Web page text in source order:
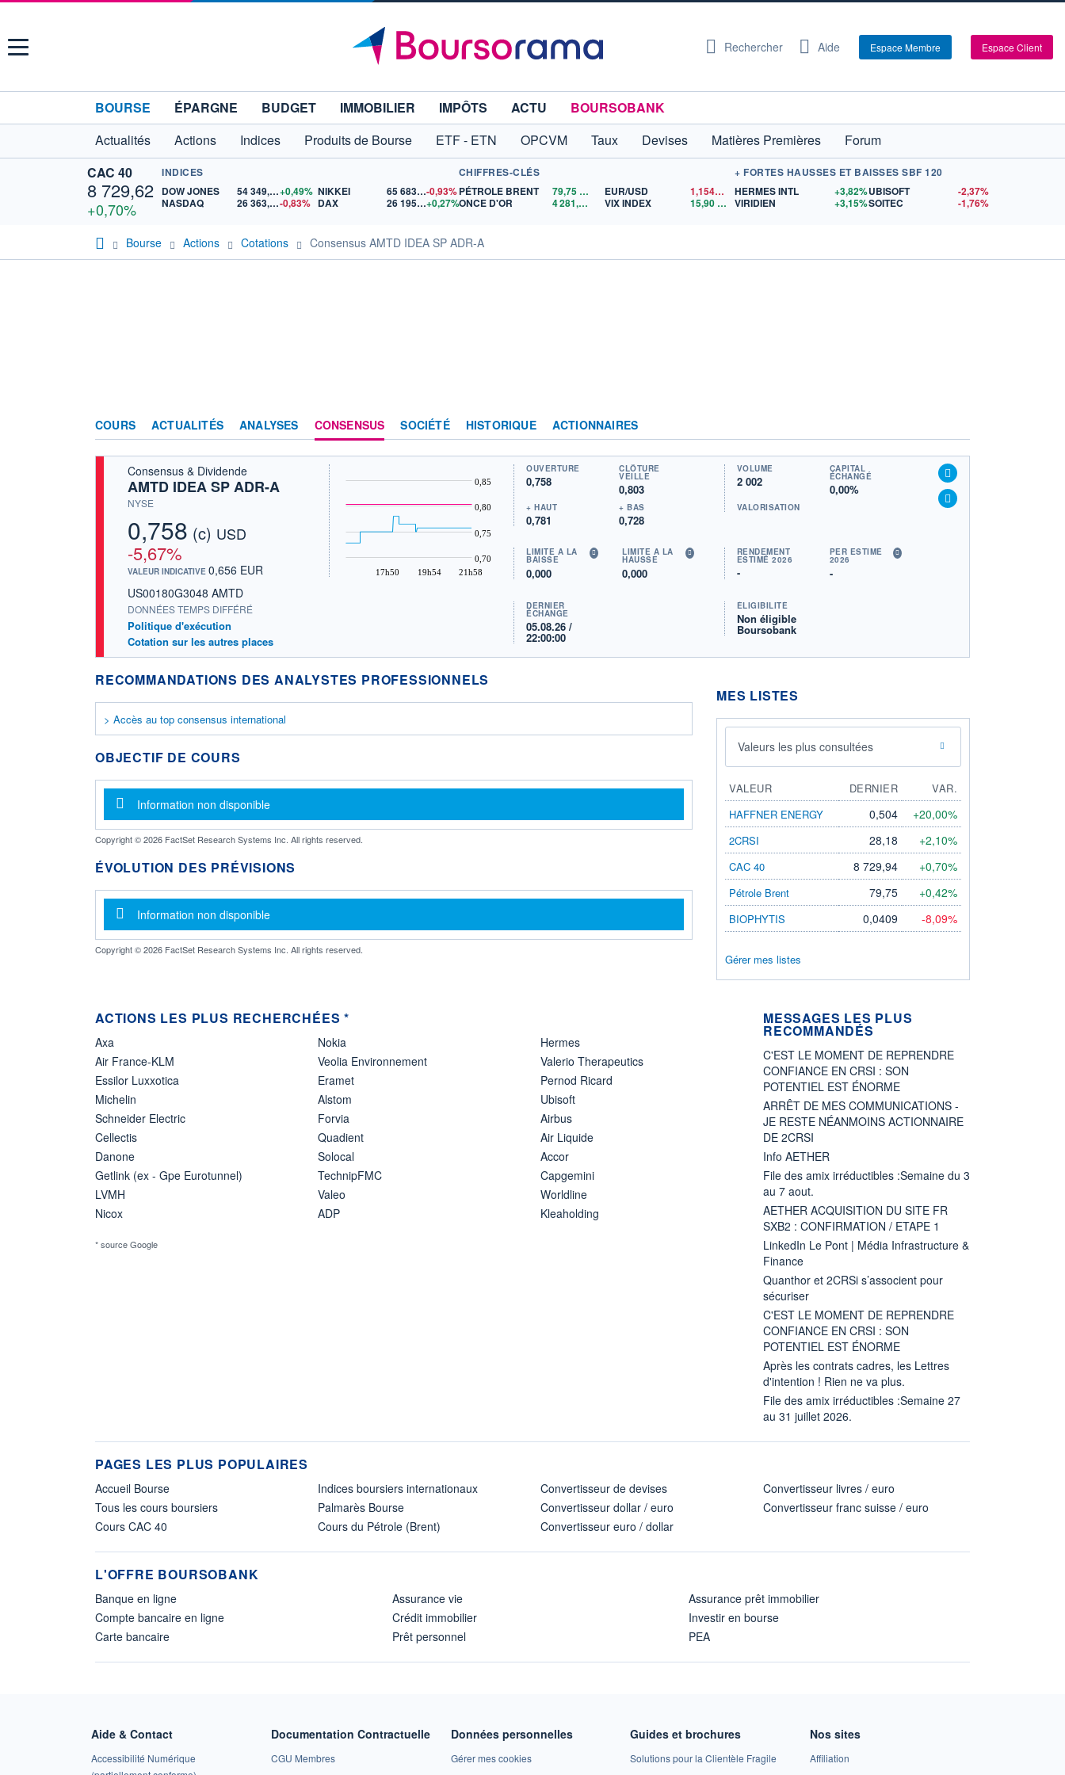
Menu Rechercher Aide Espace Membre Espace Client
BOURSE ÉPARGNE BUDGET IMMOBILIER IMPÔTS ACTU
BOURSOBANK
Actualités
Actions Indices Produits de Bourse ETF - ETN OPCVM Taux Devises Matières Premières
Forum
CAC 40
8 729,62
+0,70%
INDICES
DOW JONES
54 349,12+0,49%
NASDAQ
26 363,44-0,83%
NIKKEI 65 683,26-0,93%
DAX
26 195,84+0,27%
CHIFFRES-CLÉS
PÉTROLE BRENT
79,75$US
ONCE D'OR
4 281,02 $US
EUR/USD 1,1542$US
VIX INDEX
15,90$US
+ FORTES HAUSSES ET BAISSES SBF 120
HERMES INTL
+3,82%
VIRIDIEN
+3,15%
UBISOFT
-2,37%
SOITEC
-1,76%
Bourse Actions Cotations Consensus AMTD IDEA SP ADR-A
COURS ACTUALITÉS ANALYSES CONSENSUS SOCIÉTÉ HISTORIQUE ACTIONNAIRES
Consensus & Dividende
AMTD IDEA SP ADR-A
NYSE
0,758 (c) USD
-5,67%
VALEUR INDICATIVE 0,656 EUR
US00180G3048 AMTD
DONNÉES TEMPS DIFFÉRÉ
Politique d'exécution
Cotation sur les autres places
17h50 19h54 21h58
0,70
0,75
0,80
0,85
OUVERTURE
0,758
CLÔTURE
VEILLE
0,803
+ HAUT
0,781
+ BAS
0,728
VOLUME
2 002
CAPITAL
ÉCHANGÉ
0,00%
VALORISATION
LIMITE À LA
BAISSE
0,000
LIMITE À LA
HAUSSE
0,000
RENDEMENT
ESTIMÉ 2026
-
PER ESTIMÉ
2026
-
DERNIER
ÉCHANGE
05.08.26 /
22:00:00
ÉLIGIBILITÉ
Non éligible
Boursobank
RECOMMANDATIONS DES ANALYSTES PROFESSIONNELS
> Accès au top consensus international
OBJECTIF DE COURS
Message d'information
Information non disponible
Copyright © 2026 FactSet Research Systems Inc. All rights reserved.
ÉVOLUTION DES PRÉVISIONS
Message d'information
Information non disponible
Copyright © 2026 FactSet Research Systems Inc. All rights reserved.
MES LISTES
Valeurs les plus consultées
VALEUR DERNIER
VAR.
HAFFNER ENERGY
0,504 +20,00%
2CRSI 28,18 +2,10%
CAC 40 8 729,94 +0,70%
Pétrole Brent 79,75 +0,42%
BIOPHYTIS 0,0409 -8,09%
Gérer mes listes
ACTIONS LES PLUS RECHERCHÉES *
Axa
Air France-KLM
Essilor Luxxotica
Michelin
Schneider Electric
Cellectis
Danone
Getlink (ex - Gpe Eurotunnel)
LVMH
Nicox
Nokia
Veolia Environnement
Eramet
Alstom
Forvia
Quadient
Solocal
TechnipFMC
Valeo
ADP
Hermes
Valerio Therapeutics
Pernod Ricard
Ubisoft
Airbus
Air Liquide
Accor
Capgemini
Worldline
Kleaholding
* source Google
MESSAGES LES PLUS
RECOMMANDÉS
C'EST LE MOMENT DE REPRENDRE
CONFIANCE EN CRSI : SON
POTENTIEL EST ÉNORME
ARRÊT DE MES COMMUNICATIONS -
JE RESTE NÉANMOINS ACTIONNAIRE
DE 2CRSI
Info AETHER
File des amix irréductibles :Semaine du 3
au 7 aout.
AETHER ACQUISITION DU SITE FR
SXB2 : CONFIRMATION / ETAPE 1
LinkedIn Le Pont | Média Infrastructure &
Finance
Quanthor et 2CRSi s’associent pour
sécuriser
C'EST LE MOMENT DE REPRENDRE
CONFIANCE EN CRSI : SON
POTENTIEL EST ÉNORME
Après les contrats cadres, les Lettres
d'intention ! Rien ne va plus.
File des amix irréductibles :Semaine 27
au 31 juillet 2026.
PAGES LES PLUS POPULAIRES
Accueil Bourse
Tous les cours boursiers
Cours CAC 40
Indices boursiers internationaux
Palmarès Bourse
Cours du Pétrole (Brent)
Convertisseur de devises
Convertisseur dollar / euro
Convertisseur euro / dollar
Convertisseur livres / euro
Convertisseur franc suisse / euro
L'OFFRE BOURSOBANK
Banque en ligne
Compte bancaire en ligne
Carte bancaire
Assurance vie
Crédit immobilier
Prêt personnel
Assurance prêt immobilier
Investir en bourse
PEA
Aide & Contact
Accessibilité Numérique
Documentation Contractuelle
CGU Membres
Données personnelles
Gérer mes cookies
Guides et brochures
Solutions pour la Clientèle Fragile
Nos sites
Affiliation